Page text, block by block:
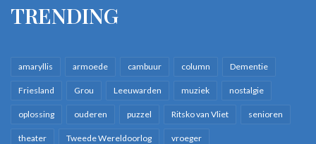
TRENDING
amaryllis armoede cambuur column Dementie
Friesland Grou Leeuwarden muziek nostalgie
oplossing ouderen puzzel Ritsko van Vliet senioren
theater Tweede Wereldoorlog vroeger